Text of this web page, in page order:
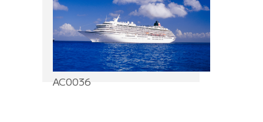
AC0036